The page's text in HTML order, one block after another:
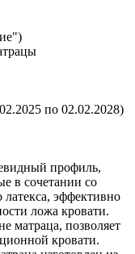
по 02.02.2028)
профиль,
в сочетании со
эффективно
ложа кровати.
матраца, позволяет
кровати.